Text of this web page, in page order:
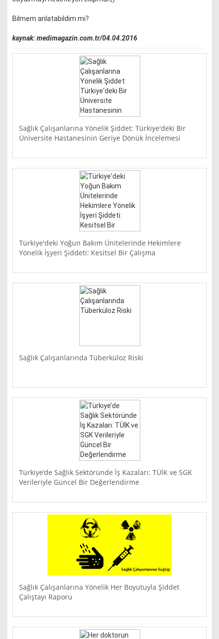
Bilmem anlatabildim mi?
kaynak: medimagazin.com.tr/04.04.2016
Sağlık Çalışanlarına Yönelik Şiddet: Türkiye'deki Bir
Üniversite Hastanesinin Geriye Dönük İncelemesi
Türkiye'deki Yoğun Bakım Ünitelerinde Hekimlere
Yönelik İşyeri Şiddeti: Kesitsel Bir Çalışma
Sağlık Çalışanlarında Tüberküloz Riski
Türkiye’de Sağlık Sektöründe İş Kazaları: TÜİK ve SGK
Verileriyle Güncel Bir Değerlendirme
Sağlık Çalışanlarına Yönelik Her Boyutuyla Şiddet
Çalıştayı Raporu